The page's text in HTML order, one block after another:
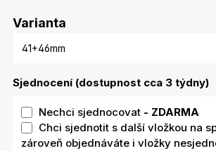
VariantaZvolte variantu
Sjednocení (dostupnost cca 3 týdny)
Nechci sjednocovat - ZDARMA
Chci sjednotit s další vložkou na
zároveň objednáváte i vložky